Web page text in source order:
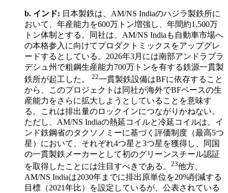
b. インド: 日本製鉄は、AM/NS Indiaのハジラ製鉄所に
おいて、年産能力を600万トン増強し、年間約1,500万
トン体制とする。同社は、AM/NS Indiaも自動車市場へ
の本格参入に向けてプロダクトミックスをアップグレ
ードするとしている。2026年3月には南部アンドラプラ
デシュ州で粗鋼生産能力700万トンを有する鉄源一貫製
鉄所が起工した。
22一貫製鉄設備はBFに依存すること
から、このプロジェクトは同社が海外でBFベースの生
産能力をさらに拡大しようとしていることを意味す
る。これは排出量のロックインにつながりかねない。
ただし、AM/NS Indiaの熱延コイルと冷延コイルは、イ
ンド鉄鋼省のタクソノミーに基づく評価制度（最高5つ
星）において、それぞれ4つ星と3つ星を獲得し、同国
の一貫製鉄メーカーとして初のグリーンスチール認証
を取得したことには注目すべきである。 23他方、
AM/NS Indiaは2030年までに排出原単位を20%削減する
目標（2021年比）を設定しているが、公表されている